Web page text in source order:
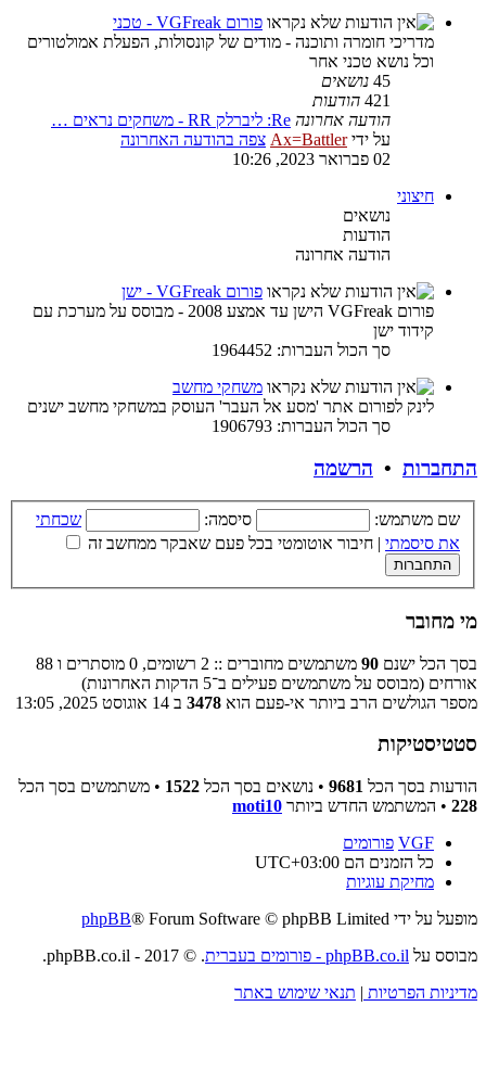
פורום VGFreak - טכני
מדריכי חומרה ותוכנה - מודים של קונסולות, הפעלת אמולטורים
וכל נושא טכני אחר
45 נושאים
421 הודעות
הודעה אחרונה Re: ליברלק RR - משחקים נראים …
על ידיAx=Battler צפה בהודעה האחרונה
02 פברואר 2023, 10:26
חיצוני
נושאים
הודעות
הודעה אחרונה
פורום VGFreak - ישן
פורום VGFreak הישן עד אמצע 2008 - מבוסס על מערכת עם
קידוד ישן
סך הכול העברות: 1964452
משחקי מחשב
לינק לפורום אתר 'מסע אל העבר' העוסק במשחקי מחשב ישנים
סך הכול העברות: 1906793
התחברות • הרשמה
שם משתמש: סיסמה:
שכחתי
את סיסמתי | חיבור אוטומטי בכל פעם שאבקר ממחשב זה
מי מחובר
בסך הכל ישנם 90
משתמשים מחוברים :: 2 רשומים, 0 מוסתרים ו 88
אורחים (מבוסס על משתמשים פעילים ב־5 הדקות האחרונות)
מספר הגולשים הרב ביותר אי-פעם הוא 3478 ב 14 אוגוסט 2025, 13:05
סטטיסטיקות
הודעות בסך הכל 9681 • נושאים בסך הכל 1522 • משתמשים בסך הכל
228 • המשתמש החדש ביותר moti10
VGF פורומים
כל הזמנים הם UTC+03:00
מחיקת עוגיות
מופעל על ידי
phpBB® Forum Software © phpBB Limited
מבוסס על phpBB.co.il - פורומים בעברית
. © 2017 - phpBB.co.il.
מדיניות הפרטיות | תנאי שימוש באתר